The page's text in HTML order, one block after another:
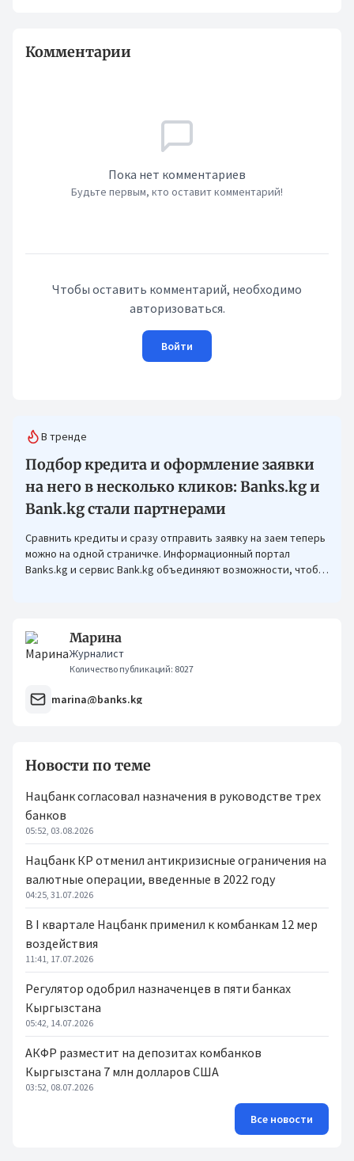
Комментарии
Пока нет комментариев
Будьте первым, кто оставит комментарий!
Чтобы оставить комментарий, необходимо
авторизоваться.
Войти
В тренде
Подбор кредита и оформление заявки
на него в несколько кликов: Banks.kg и
Bank.kg стали партнерами
Сравнить кредиты и сразу отправить заявку на заем теперь
можно на одной страничке. Информационный портал
Banks.kg и сервис Bank.kg объединяют возможности, чтобы
Марина
Журналист
Количество публикаций: 8027
marina@banks.kg
Новости по теме
Нацбанк согласовал назначения в руководстве трех
банков
05:52, 03.08.2026
Нацбанк КР отменил антикризисные ограничения на
валютные операции, введенные в 2022 году
04:25, 31.07.2026
В I квартале Нацбанк применил к комбанкам 12 мер
воздействия
11:41, 17.07.2026
Регулятор одобрил назначенцев в пяти банках
Кыргызстана
05:42, 14.07.2026
АКФР разместит на депозитах комбанков
Кыргызстана 7 млн долларов США
03:52, 08.07.2026
Все новости